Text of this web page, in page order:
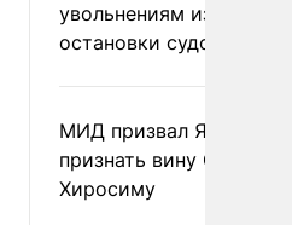
увольнениям из-за
остановки судоходства
МИД призвал Японию
признать вину США за
Хиросиму